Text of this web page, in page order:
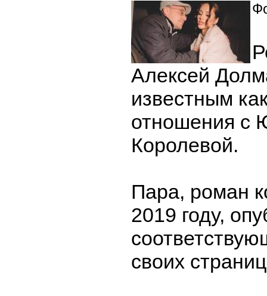
Алексей
известным
отношения с
Королевой.
Пара, роман
2019 году,
своих